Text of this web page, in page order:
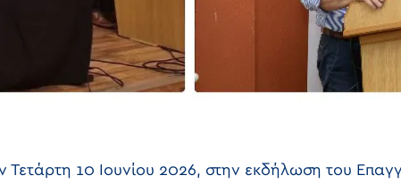
Τετάρτη 10 Ιουνίου 2026, στην εκδήλωση του